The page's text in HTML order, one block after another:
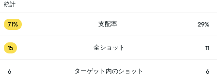
統計
71% 支配率 29%
15 全ショット 11
6 ターゲット内のショット 6